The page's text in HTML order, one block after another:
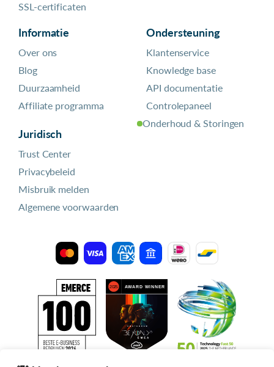
SSL-certificaten
Informatie
Over ons
Blog
Duurzaamheid
Affiliate programma
Juridisch
Trust Center
Privacybeleid
Misbruik melden
Algemene voorwaarden
Ondersteuning
Klantenservice
Knowledge base
API documentatie
Controlepaneel
Onderhoud & Storingen